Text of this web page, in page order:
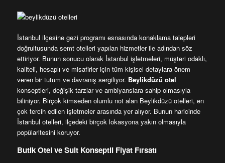
İstanbul ilçesine gezi programı esnasında konaklama talepleri
doğrultusunda semt otelleri yapılan hizmetler ile adından söz
ettiriyor. Bunun sonucu olarak İstanbul işletmeleri, müşteri odaklı,
kaliteli, hesaplı ve misafirler için tüm kişisel detaylara önem
veren bir tutum ve davranış sergiliyor. Beylikdüzü otel
konseptleri, değişik tarzlar ve ambiyanslara sahip olmasıyla
biliniyor. Birçok kimseden olumlu not alan Beylikdüzü otelleri, en
çok tercih edilen işletmeler arasında yer alıyor. Bunun haricinde
İstanbul otelleri, ilçedeki birçok lokasyona yakın olmasıyla
popülaritesini koruyor.
Butik Otel ve Suit Konseptli Fiyat Fırsatı